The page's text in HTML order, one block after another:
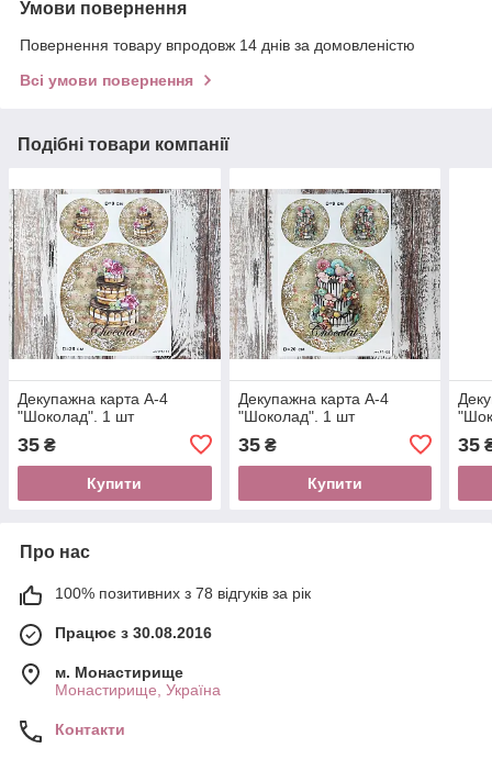
Умови повернення
Повернення товару впродовж 14 днів за домовленістю
Всі умови повернення
Подібні товари компанії
Декупажна карта А-4
"Шоколад". 1 шт
35 ₴
Купити
Декупажна карта А-4
"Шоколад". 1 шт
35₴
Купити
35
Про нас
100% позитивних з 78 відгуків за рік
Працює з 30.08.2016
м. Монастирище
Монастирище, Україна
Контакти